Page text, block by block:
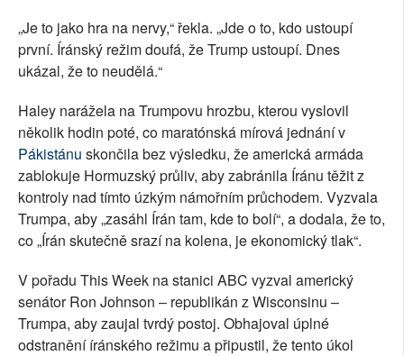
„Je to jako hra na nervy,“ řekla. „Jde o to, kdo ustoupí
první. Íránský režim doufá, že Trump ustoupí. Dnes
ukázal, že to neudělá.“
Haley narážela na Trumpovu hrozbu, kterou vyslovil
několik hodin poté, co maratónská mírová jednání v
Pákistánu skončila bez výsledku, že americká armáda
zablokuje Hormuzský průliv, aby zabránila Íránu těžit z
kontroly nad tímto úzkým námořním průchodem. Vyzvala
Trumpa, aby „zasáhl Írán tam, kde to bolí“, a dodala, že to,
co „Írán skutečně srazí na kolena, je ekonomický tlak“.
V pořadu This Week na stanici ABC vyzval americký
senátor Ron Johnson – republikán z Wisconsinu –
Trumpa, aby zaujal tvrdý postoj. Obhajoval úplné
odstranění íránského režimu a připustil, že tento úkol